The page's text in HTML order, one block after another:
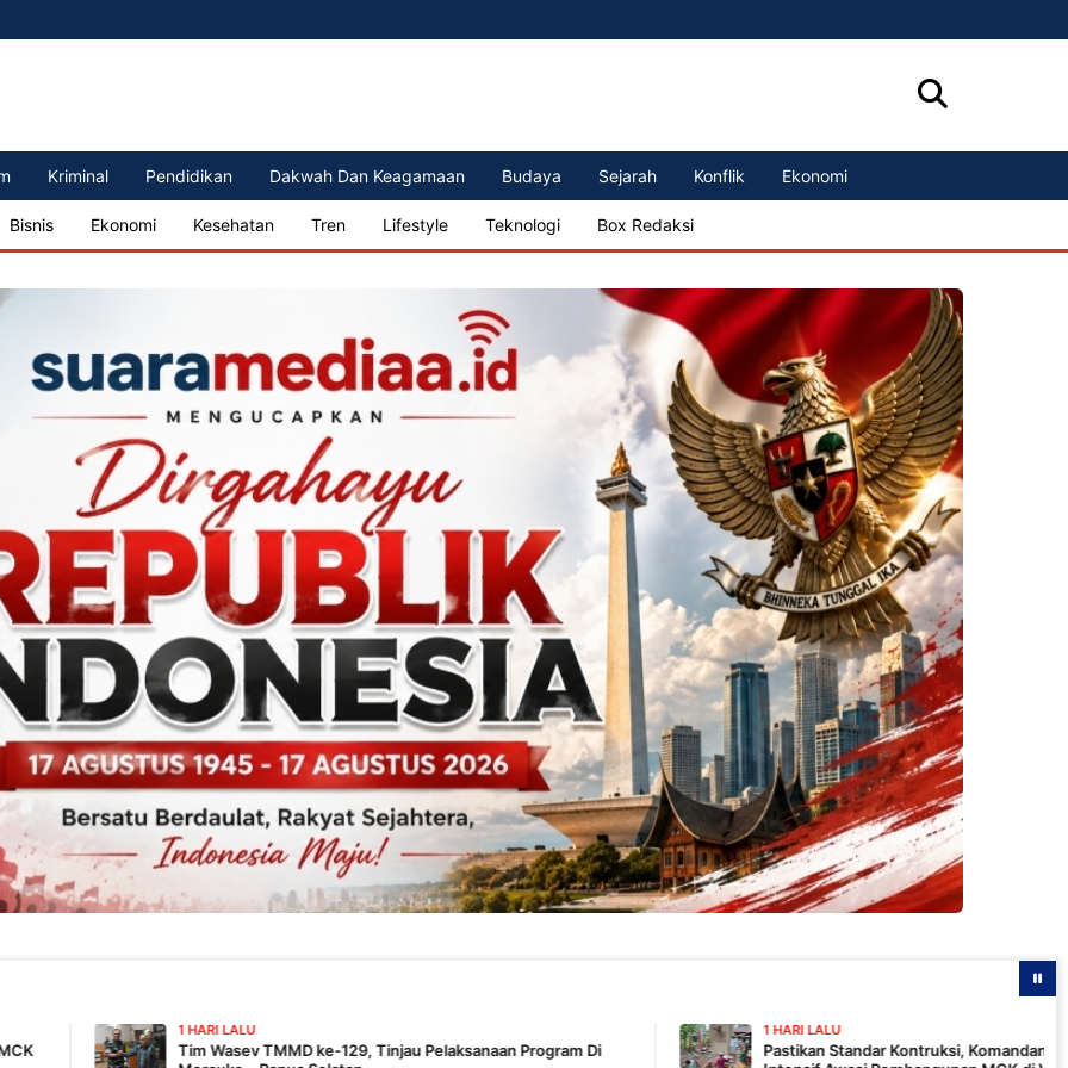
Kriminal Pendidikan Dakwah Dan Keagamaan Budaya Sejarah Konflik Ekonomi
Bisnis Ekonomi Kesehatan Tren Lifestyle Teknologi Box Redaksi
1 HARI LALU
Tim Wasev TMMD ke-129, Tinjau Pelaksanaan Program Di
1 HARI LALU
Pastikan Standar Kontruksi, Komandan SSK TMMD 129